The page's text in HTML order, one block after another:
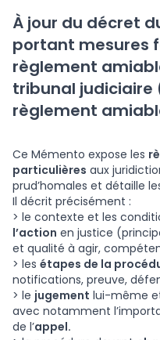
À jour du décret
portant mesures
règlement
tribunal judiciaire
règlement
Ce Mémento expose les
particulières aux
prud’homales et détaille
Il décrit précisément :
> le contexte et les
l’action en justice
et qualité à agir,
> les étapes de la
notifications, preuve,
> le jugement lui-même
avec notamment
de l’appel.